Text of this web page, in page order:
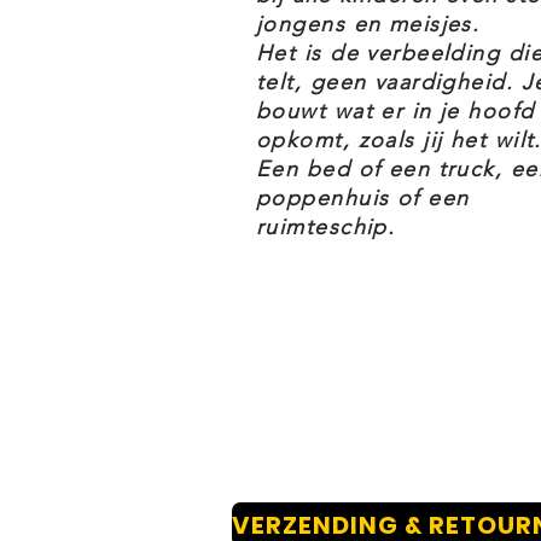
Bouwbare speelset met
missies naspelen met deze
Star Wars: The Clone Wars
2 beroemde Star Wars™
LEGO® minifiguur met een
Ontworpen voor actiespel –
kan voor een minifiguur,
veermechanisme en
Cadeau voor kinderen vanaf
tussendoor aan jonge fans van
jongens en meisjes.
Het is de verbeelding
telt, geen vaardigheid.
bouwt wat er in je hoofd
opkomt, zoals jij het
Een bed of een truck,
poppenhuis of een
ruimteschip.